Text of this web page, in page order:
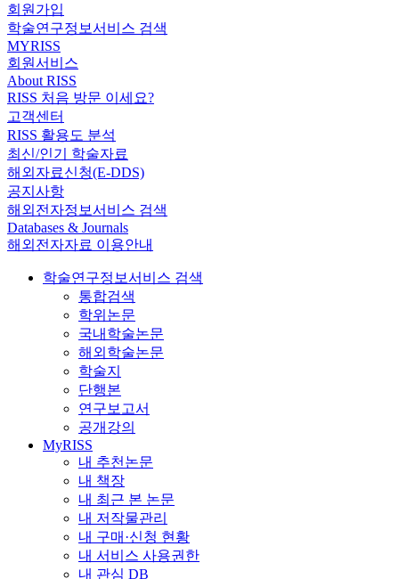
회원가입
학술연구정보서비스 검색
MYRISS
회원서비스
About RISS
RISS 처음 방문 이세요?
고객센터
RISS 활용도 분석
최신/인기 학술자료
해외자료신청(E-DDS)
공지사항
해외전자정보서비스 검색
Databases & Journals
해외전자자료 이용안내
학술연구정보서비스 검색
통합검색
학위논문
국내학술논문
해외학술논문
학술지
단행본
연구보고서
공개강의
MyRISS
내 추천논문
내 책장
내 최근 본 논문
내 저작물관리
내 구매·신청 현황
내 서비스 사용권한
내 관심 DB